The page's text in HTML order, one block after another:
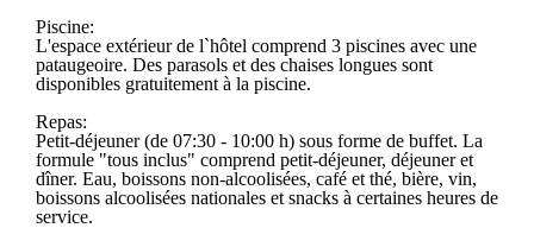
Piscine:
L'espace extérieur de l`hôtel comprend 3 piscines avec une
pataugeoire. Des parasols et des chaises longues sont
disponibles gratuitement à la piscine.
Repas:
Petit-déjeuner (de 07:30 - 10:00 h) sous forme de buffet. La
formule "tous inclus" comprend petit-déjeuner, déjeuner et
dîner. Eau, boissons non-alcoolisées, café et thé, bière, vin,
boissons alcoolisées nationales et snacks à certaines heures de
service.